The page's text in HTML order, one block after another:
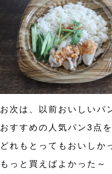
お次は、以前おいしいパ
おすすめの人気パン3点
どれもとってもおいしか
もっと買えばよかった～